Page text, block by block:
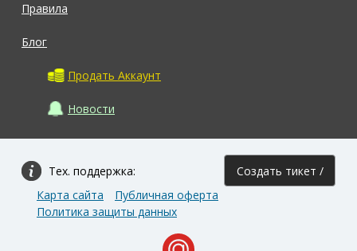
Правила
Блог
Продать Аккаунт
Новости
Тех. поддержка: Создать тикет /
Карта сайта
Публичная оферта
Политика защиты данных